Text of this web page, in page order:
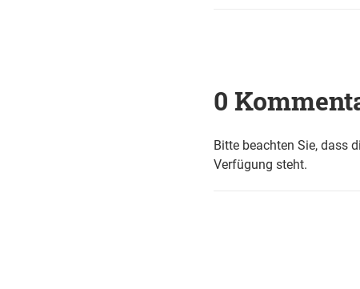
0
Bitte beachten Sie, dass
Verfügung steht.